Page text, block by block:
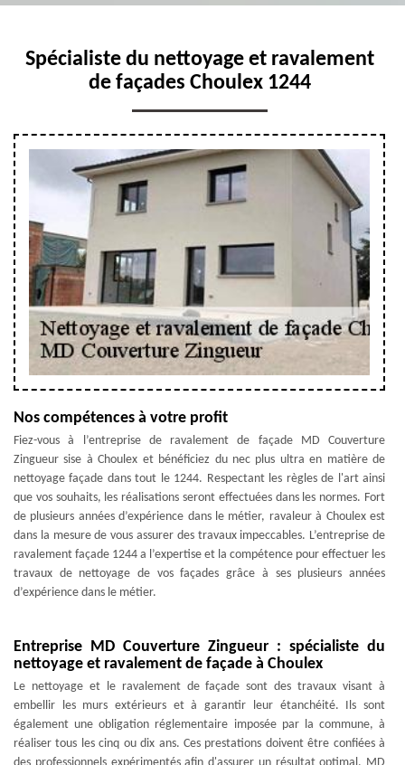
Spécialiste du nettoyage et ravalement
de façades Choulex 1244
Nos compétences à votre profit
Fiez-vous à l’entreprise de ravalement de façade MD Couverture
Zingueur sise à Choulex et bénéficiez du nec plus ultra en matière de
nettoyage façade dans tout le 1244. Respectant les règles de l'art ainsi
que vos souhaits, les réalisations seront effectuées dans les normes. Fort
de plusieurs années d’expérience dans le métier, ravaleur à Choulex est
dans la mesure de vous assurer des travaux impeccables. L’entreprise de
ravalement façade 1244 a l’expertise et la compétence pour effectuer les
travaux de nettoyage de vos façades grâce à ses plusieurs années
d’expérience dans le métier.
Entreprise MD Couverture Zingueur : spécialiste du
nettoyage et ravalement de façade à Choulex
Le nettoyage et le ravalement de façade sont des travaux visant à
embellir les murs extérieurs et à garantir leur étanchéité. Ils sont
également une obligation réglementaire imposée par la commune, à
réaliser tous les cinq ou dix ans. Ces prestations doivent être confiées à